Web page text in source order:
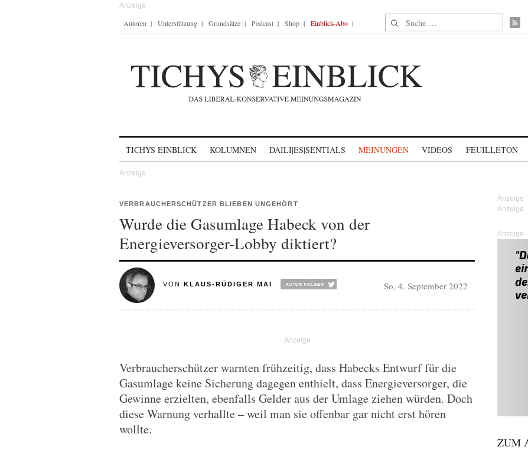
Autoren Unterstützung Grundsätze Podcast Shop Einblick-Abo Suche nach:
TICHYS EINBLICK KOLUMNEN DAILI|ES|SENTIALS MEINUNGEN VIDEOS FEUILLETON
VERBRAUCHERSCHÜTZER BLIEBEN UNGEHÖRT
Wurde die Gasumlage Habeck von der
Energieversorger-Lobby diktiert?
VON KLAUS-RÜDIGER MAI So, 4. September 2022
Verbraucherschützer warnten frühzeitig, dass Habecks Entwurf für die
Gasumlage keine Sicherung dagegen enthielt, dass Energieversorger, die
Gewinne erzielten, ebenfalls Gelder aus der Umlage ziehen würden. Doch
diese Warnung verhallte – weil man sie offenbar gar nicht erst hören
wollte.
Anzeige
ZUM